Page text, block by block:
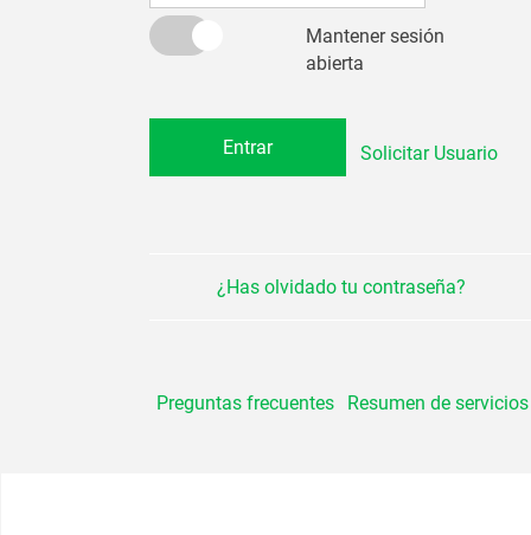
Mantener sesión
abierta
Solicitar Usuario
¿Has olvidado tu contraseña?
Preguntas frecuentes Resumen de servicios